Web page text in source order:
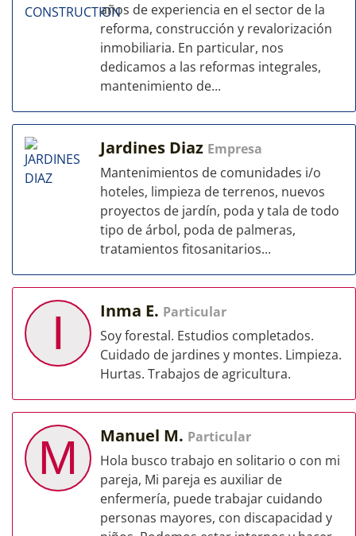
años de experiencia en el sector de la
reforma, construcción y revalorización
inmobiliaria. En particular, nos
dedicamos a las reformas integrales,
mantenimiento de...
Jardines Diaz Empresa
Mantenimientos de comunidades i/o
hoteles, limpieza de terrenos, nuevos
proyectos de jardín, poda y tala de todo
tipo de árbol, poda de palmeras,
tratamientos fitosanitarios...
I Inma E. Particular
Soy forestal. Estudios completados.
Cuidado de jardines y montes. Limpieza.
Hurtas. Trabajos de agricultura.
M Manuel M. Particular
Hola busco trabajo en solitario o con mi
pareja, Mi pareja es auxiliar de
enfermería, puede trabajar cuidando
personas mayores, con discapacidad y